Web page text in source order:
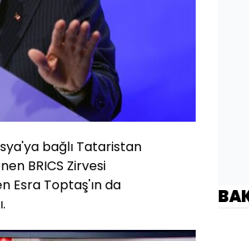
bağlı Tataristan
BRICS Zirvesi
Esra Toptaş'ın da